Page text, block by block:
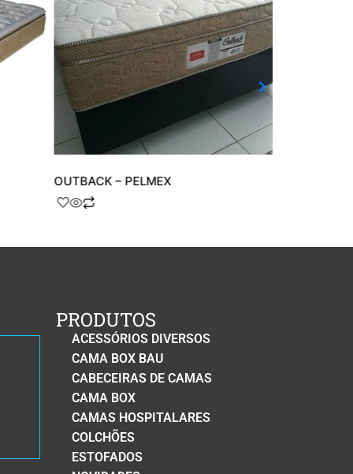
OUTBACK – PELMEX
PRODUTOS
ACESSÓRIOS DIVERSOS
CAMA BOX BAU
CABECEIRAS DE CAMAS
CAMA BOX
CAMAS HOSPITALARES
COLCHÕES
ESTOFADOS